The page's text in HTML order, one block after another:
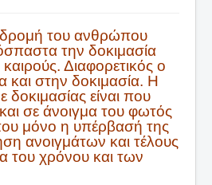
του ανθρώπου
την δοκιμασία
Διαφορετικός ο
και στην δοκιμασία. Η
δοκιμασίας είναι που
σε άνοιγμα του φωτός
μόνο η υπέρβασή της
ανοιγμάτων και τέλους
του χρόνου και των